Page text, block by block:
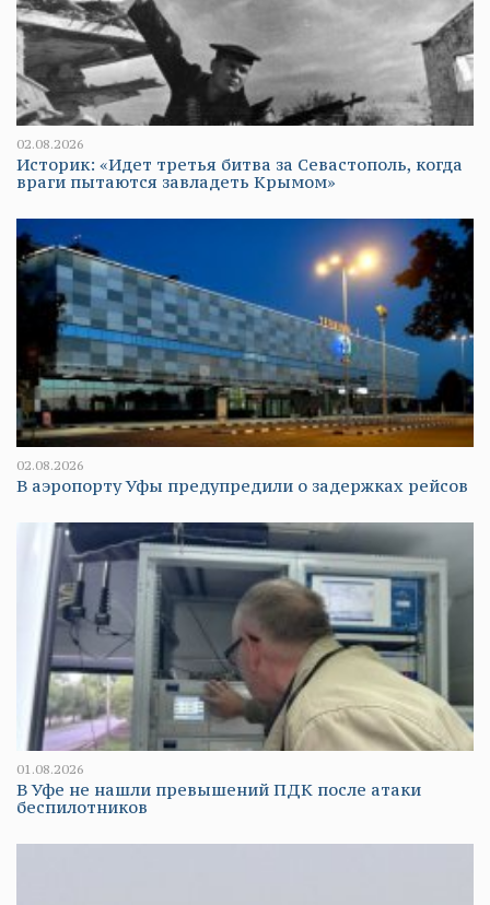
02.08.2026
Историк: «Идет третья битва за Севастополь, когда
враги пытаются завладеть Крымом»
02.08.2026
В аэропорту Уфы предупредили о задержках рейсов
01.08.2026
В Уфе не нашли превышений ПДК после атаки
беспилотников